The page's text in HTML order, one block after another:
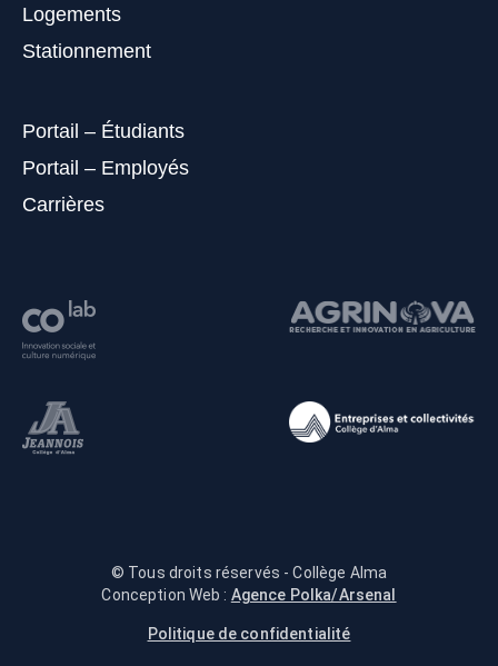
Logements
Stationnement
Portail – Étudiants
Portail – Employés
Carrières
© Tous droits réservés - Collège Alma
Conception Web : Agence Polka/Arsenal
Politique de confidentialité